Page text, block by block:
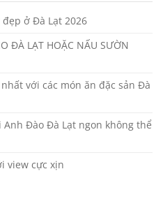
ở Đà Lạt 2026
ĐÀ LẠT HOẶC NẤU SƯỜN
với các món ăn đặc sản Đà
Anh Đào Đà Lạt ngon không thể
view cực xịn